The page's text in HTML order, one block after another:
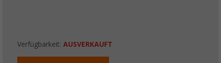
Verfügbarkeit: AUSVERKAUFT